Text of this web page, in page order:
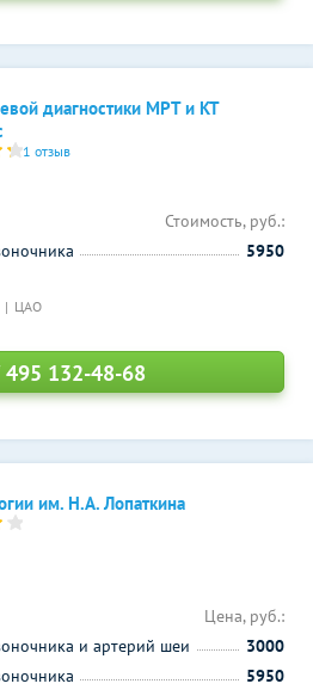
диагностики МРТ и КТ
1 отзыв
ЦАО
Стоимость, руб.:
5950
495 132-48-68
им. Н.А. Лопаткина
Цена, руб.:
и артерий шеи
3000
5950